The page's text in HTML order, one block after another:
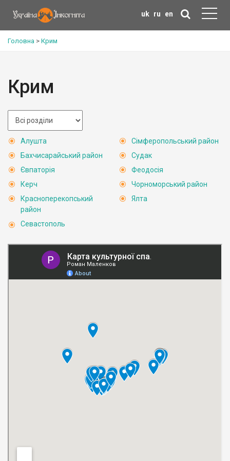
uk ru en
Головна > Крим
Крим
Алушта
Бахчисарайський район
Євпаторія
Керч
Красноперекопський
район
Севастополь
Сімферопольський район
Судак
Феодосія
Чорноморський район
Ялта